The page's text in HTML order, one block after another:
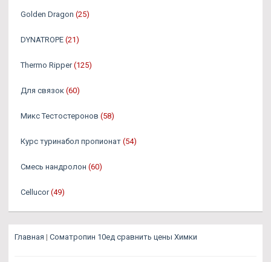
Golden Dragon (25)
DYNATROPE (21)
Thermo Ripper (125)
Для связок (60)
Микс Тестостеронов (58)
Курс туринабол пропионат (54)
Смесь нандролон (60)
Cellucor (49)
Главная | Cоматропин 10ед сравнить цены Химки